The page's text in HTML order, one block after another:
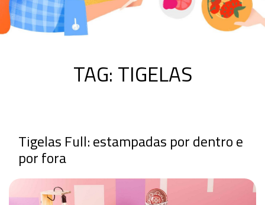
TAG: TIGELAS
Tigelas Full: estampadas por dentro e
por fora